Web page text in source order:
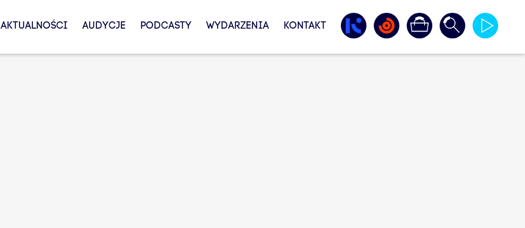
AKTUALNOŚCI AUDYCJE PODCASTY WYDARZENIA KONTAKT